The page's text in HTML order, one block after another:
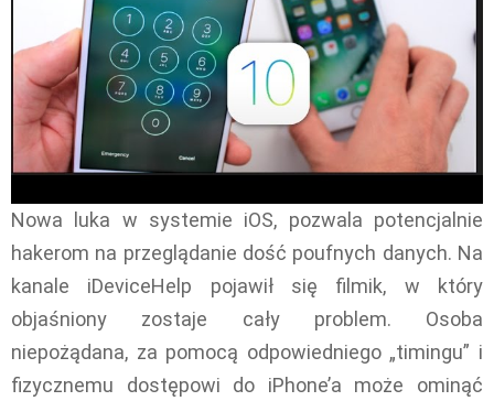
Nowa luka w systemie iOS, pozwala potencjalnie
hakerom na przeglądanie dość poufnych danych. Na
kanale iDeviceHelp pojawił się filmik, w który
objaśniony zostaje cały problem. Osoba
niepożądana, za pomocą odpowiedniego „timingu” i
fizycznemu dostępowi do iPhone’a może ominąć